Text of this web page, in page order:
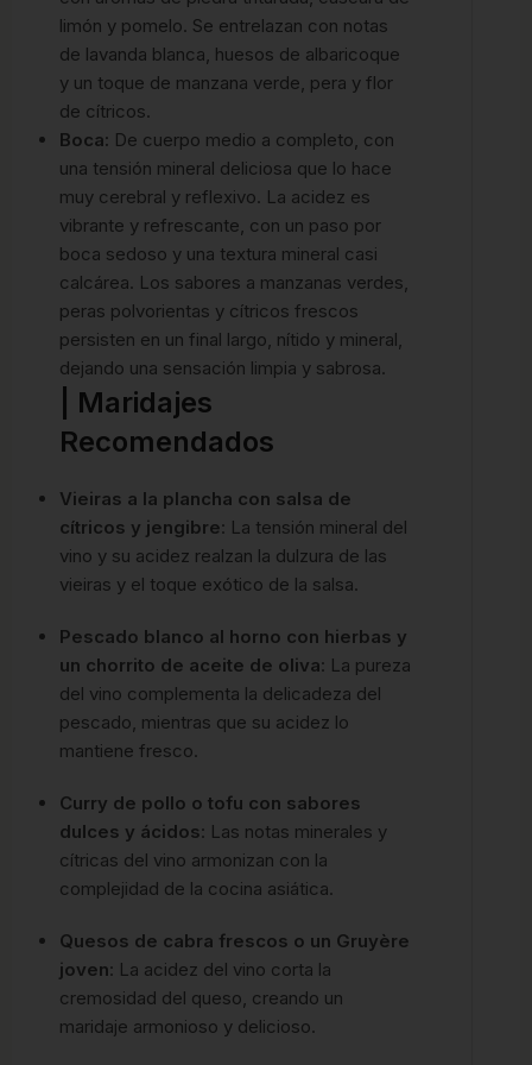
limón y pomelo. Se entrelazan con notas
de lavanda blanca, huesos de albaricoque
y un toque de manzana verde, pera y flor
de cítricos.
Boca: De cuerpo medio a completo, con
una tensión mineral deliciosa que lo hace
muy cerebral y reflexivo. La acidez es
vibrante y refrescante, con un paso por
boca sedoso y una textura mineral casi
calcárea. Los sabores a manzanas verdes,
peras polvorientas y cítricos frescos
persisten en un final largo, nítido y mineral,
dejando una sensación limpia y sabrosa.
| Maridajes
Recomendados
Vieiras a la plancha con salsa de
cítricos y jengibre: La tensión mineral del
vino y su acidez realzan la dulzura de las
vieiras y el toque exótico de la salsa.
Pescado blanco al horno con hierbas y
un chorrito de aceite de oliva: La pureza
del vino complementa la delicadeza del
pescado, mientras que su acidez lo
mantiene fresco.
Curry de pollo o tofu con sabores
dulces y ácidos: Las notas minerales y
cítricas del vino armonizan con la
complejidad de la cocina asiática.
Quesos de cabra frescos o un Gruyère
joven: La acidez del vino corta la
cremosidad del queso, creando un
maridaje armonioso y delicioso.